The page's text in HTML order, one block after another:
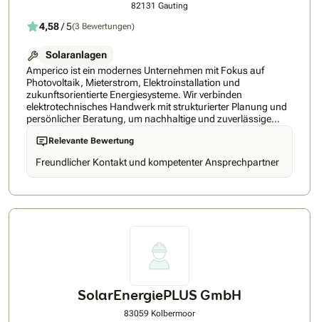
82131 Gauting
4,58/ 5(3 Bewertungen)
Solaranlagen
Amperico ist ein modernes Unternehmen mit Fokus auf
Photovoltaik, Mieterstrom, Elektroinstallation und
zukunftsorientierte Energiesysteme. ​Wir verbinden
elektrotechnisches Handwerk mit strukturierter Planung und
persönlicher Beratung, um nachhaltige und zuverlässige
Lösungen zu schaffen. Uns ist besonders wichtig,
hochwertige Lösungen mit klarer Planung, transparenter
Kommunikation und einer sauberen Umsetzung zu
realisieren.​Statt Standardlösungen setzen wir auf individuell
abgestimmte Konzepte, die langfristig funktionieren und sich
Relevante Bewertung
Freundlicher Kontakt und kompetenter Ansprechpartner
SolarEnergiePLUS GmbH
83059 Kolbermoor